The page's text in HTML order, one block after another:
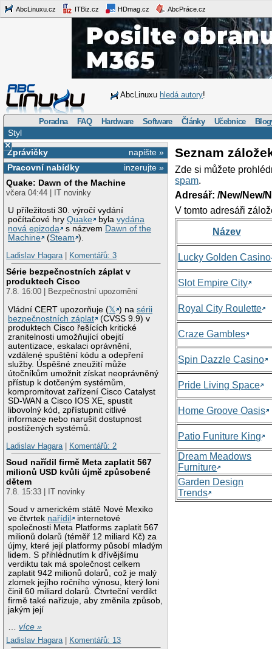
AbcLinuxu.cz ITBiz.cz HDmag.cz AbcPráce.cz
AbcLinuxu hledá autory!
Poradna FAQ Hardware Software Články Učebnice
Styl
×
napište »
Zprávičky
inzerujte »
Pracovní nabídky
Quake: Dawn of the Machine
včera 04:44 | IT novinky
U příležitosti 30. výročí vydání
počítačové hryQuake bylavydána
nová epizoda
s názvem Dawn of the
Machine
(Steam ).
Ladislav Hagara| Komentářů: 3
Série bezpečnostních záplat v
produktech Cisco
7.8. 16:00 | Bezpečnostní upozornění
Vládní CERT upozorňuje (𝕏 ) nasérii
bezpečnostních záplat
(CVSS 9.9) v
produktech Cisco řešících kritické
zranitelnosti umožňující obejití
autentizace, eskalaci oprávnění,
vzdálené spuštění kódu a odepření
služby. Úspěšné zneužití může
útočníkům umožnit získat neoprávněný
přístup k dotčeným systémům,
kompromitovat zařízení Cisco Catalyst
SD-WAN a Cisco IOS XE, spustit
libovolný kód, zpřístupnit citlivé
informace nebo narušit dostupnost
postižených systémů.
Ladislav Hagara| Komentářů: 2
Soud nařídil firmě Meta zaplatit 567
milionů USD kvůli újmě způsobené
dětem
7.8. 15:33 | IT novinky
Soud v americkém státě Nové Mexiko
ve čtvrtek nařídil
internetové
společnosti Meta Platforms zaplatit 567
milionů dolarů (téměř 12 miliard Kč) za
újmy, které její platformy působí mladým
lidem. S přihlédnutím k dřívějšímu
verdiktu tak má společnost celkem
zaplatit 942 milionů dolarů, což je malý
zlomek jejího ročního výnosu, který loni
činil 60 miliard dolarů. Čtvrteční verdikt
firmě také nařizuje, aby změnila způsob,
jakým její
…více »
Ladislav Hagara
Komentářů: 13
Seznam
Zde si můžete
spam.
Adresář: /New/New/
V tomto adresáři
Název
Lucky Golden Casino
Slot Empire City
Royal City Roulette
Craze Gambles
Spin Dazzle Casino
Pride Living Space
Home Groove Oasis
Patio Funiture King
Dream Meadows
Furniture
Garden Design
Trends